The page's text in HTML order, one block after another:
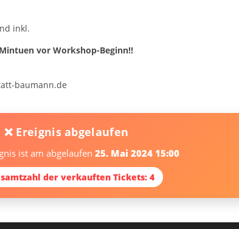
inkl.
vor Workshop-Beginn!!
baumann.de
❌ Ereignis abgelaufen
ist am abgelaufen 25. Mai 2024 15:00
der verkauften Tickets: 4